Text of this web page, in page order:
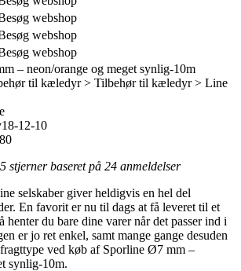
webshop
webshop
webshop
– neon/orange og meget synlig-10m
til kæledyr > Tilbehør til kæledyr > Line
12-10
stjerner baseret på 24 anmeldelser
selskaber giver heldigvis en hel del
En favorit er nu til dags at få leveret til et
henter du bare dine varer når det passer ind i
er jo ret enkel, samt mange gange desuden
ved køb af Sporline Ø7 mm –
synlig-10m.